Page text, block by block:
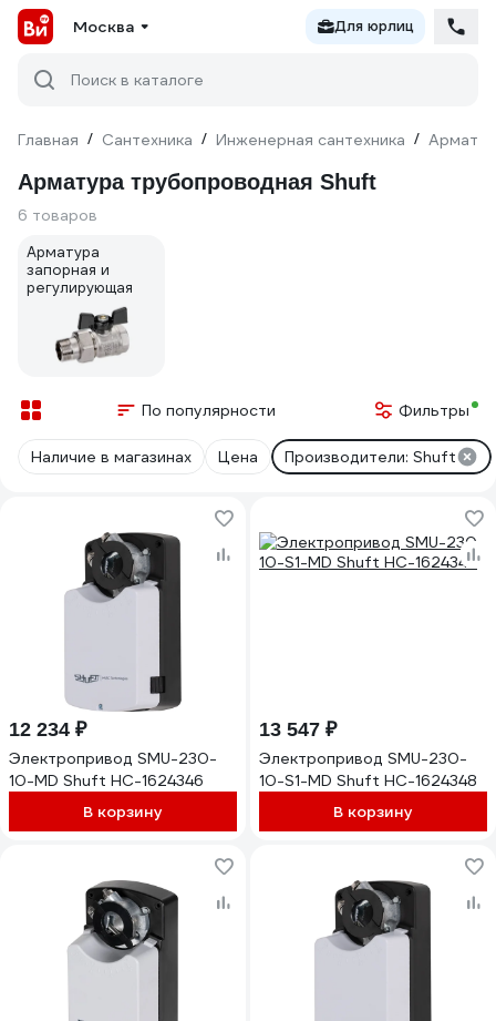
Москва Для юрлиц
Поиск в каталоге
Главная / Сантехника / Инженерная сантехника /
Арматура трубопроводная Shuft
6 товаров
Арматура
запорная и
регулирующая
По популярности Фильтры
Наличие в магазинах Цена Производители: Shuft
12 234 ₽
Электропривод SMU-230-
10-MD Shuft НС-1624346
В корзину
13 547 ₽
Электропривод SMU-230-
10-S1-MD Shuft НС-1624348
В корзину